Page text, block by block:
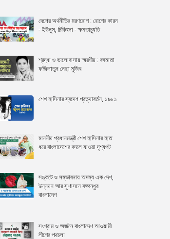
দেশের অর্থনীতির মরণরোগ : রোগের কারন
- ইউনুস, চিকিৎসা - ক্ষমতাচ্যুতি
শ্রদ্ধা ও ভালোবাসায় স্মরণীয় : বঙ্গমাতা
ফজিলাতুন নেছা মুজিব
শেখ হাসিনার স্বদেশ প্রত্যাবর্তন, ১৯৮১
মাননীয় প্রধানমন্ত্রী শেখ হাসিনার হাত
ধরে বাংলাদেশের বদলে যাওয়া দৃশ্যপট
সঙ্কটে ও সম্ভাবনায় অদম্য এক দেশ,
উন্নয়ন আর সুশাসনে বঙ্গবন্ধুর
বাংলাদেশ
সংগ্রাম ও অর্জনে বাংলাদেশ আওয়ামী
লীগের পথচলা